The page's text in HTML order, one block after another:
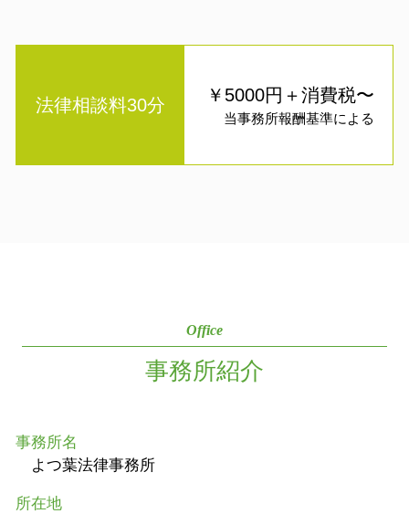
法律相談料30分 ￥5000円＋消費税〜
当事務所報酬基準による
Office
事務所紹介
事務所名
よつ葉法律事務所
所在地